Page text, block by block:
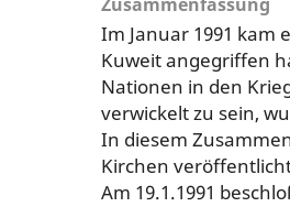
Im Januar 1991 kam
Kuweit angegriffen
Nationen in den
verwickelt zu sein,
In diesem
Kirchen
Am 19.1.1991